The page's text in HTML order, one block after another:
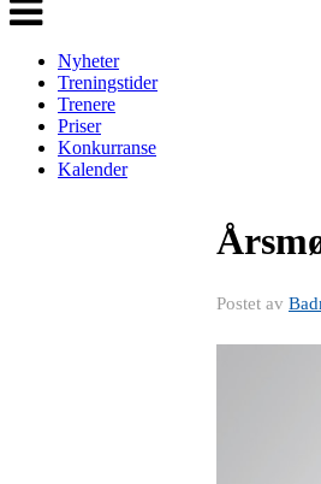
navigasjon
Nyheter
Treningstider
Trenere
Priser
Konkurranse
Kalender
Postet av